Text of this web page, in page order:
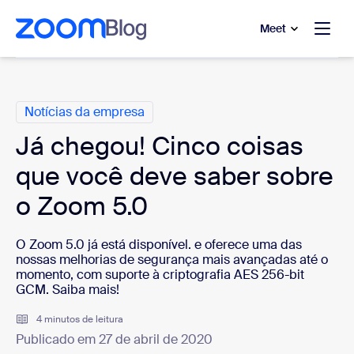
principal
chat de ajuda
Meet
Notícias da empresa
Já chegou! Cinco coisas
que você deve saber sobre
o Zoom 5.0
O Zoom 5.0 já está disponível. e oferece uma das
nossas melhorias de segurança mais avançadas até o
momento, com suporte à criptografia AES 256-bit
GCM. Saiba mais!
4 minutos de leitura
Publicado em 27 de abril de 2020